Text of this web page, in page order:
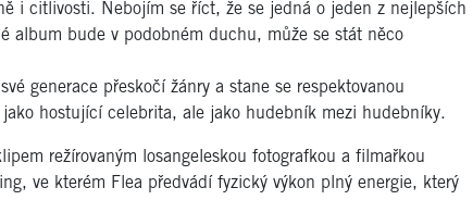
i citlivosti. Nebojím se říct, že se jedná o jeden z nejlepších
album bude v podobném duchu, může se stát něco
generace přeskočí žánry a stane se respektovanou
hostující celebrita, ale jako hudebník mezi hudebníky.
režírovaným losangeleskou fotografkou a filmařkou
ve kterém Flea předvádí fyzický výkon plný energie, který